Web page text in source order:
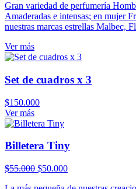
Gran variedad de perfumería
Amaderadas e intensas; en mujer
nuestras marcas estrellas Malbec,
Ver más
Set de cuadros x 3
$150.000
Ver más
Billetera Tiny
$55.000 El
$50.000El